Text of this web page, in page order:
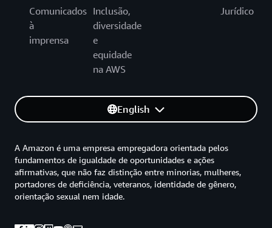
Comunicados
à
imprensa
Inclusão,
diversidade
e
equidade
na AWS
Jurídico
English
A Amazon é uma empresa empregadora orientada pelos
fundamentos de igualdade de oportunidades e ações
afirmativas, que não faz distinção entre minorias, mulheres,
portadores de deficiência, veteranos, identidade de gênero,
orientação sexual nem idade.